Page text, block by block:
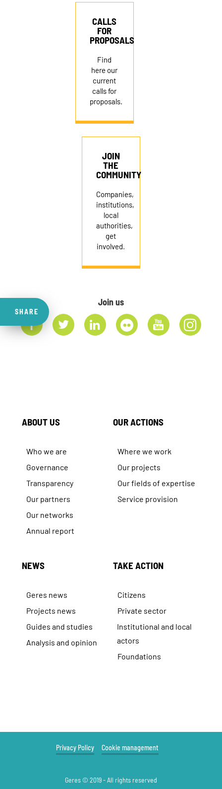
SHARE
CALLS
FOR
PROPOSALS
Find
here our
current
calls for
proposals.
JOIN
THE
COMMUNITY
Companies,
institutions,
local
authorities,
get
involved.
Join us
ABOUT US
Who we are
Governance
Transparency
Our partners
Our networks
Annual report
OUR ACTIONS
Where we work
Our projects
Our fields of expertise
Service provision
NEWS
Geres news
Projects news
Guides and studies
Analysis and opinion
TAKE ACTION
Citizens
Private sector
Institutional and local
actors
Foundations
Privacy Policy Cookie management
Geres © 2019 - All rights reserved